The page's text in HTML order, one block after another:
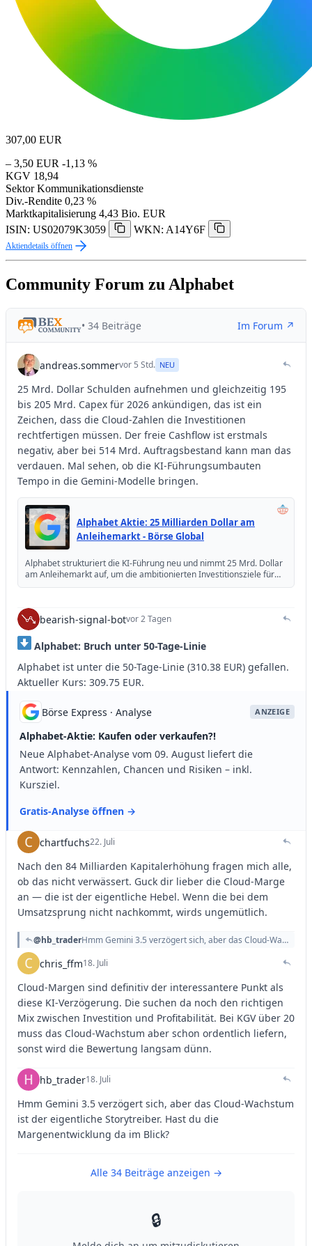
307,00 EUR
– 3,50 EUR -1,13 %
KGV 18,94
Sektor Kommunikationsdienste
Div.-Rendite 0,23 %
Marktkapitalisierung 4,43 Bio. EUR
ISIN: US02079K3059
WKN: A14Y6F
Aktiendetails öffnen
Community Forum zu Alphabet